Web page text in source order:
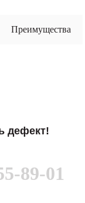
Преимущества
дефект!
89-01